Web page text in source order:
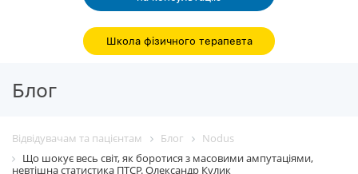
Школа фізичного терапевта
Блог
Відвідувачам та пацієнтам Блог
Nodus
Що шокує весь світ, як боротися з масовими ампутаціями,
невтішна статистика ПТСР. Олександр Кулик